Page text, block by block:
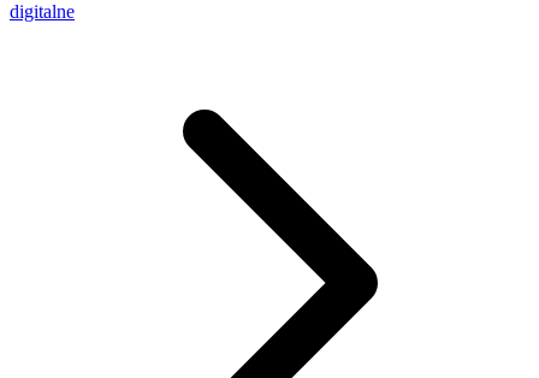
digitalne